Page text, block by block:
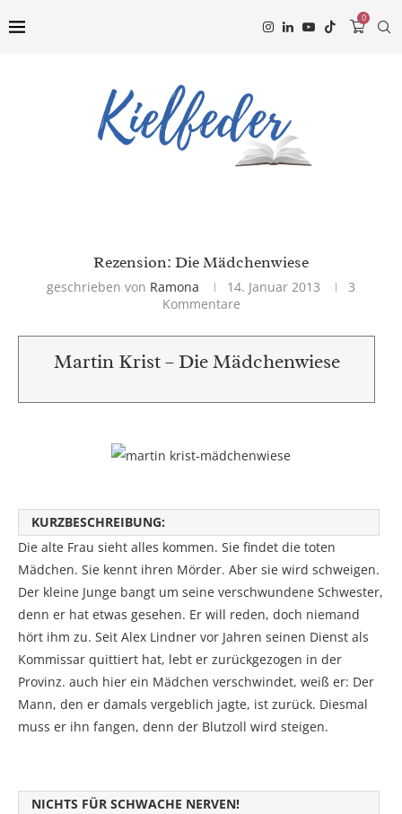
0
Rezension: Die Mädchenwiese
geschrieben von Ramona 14. Januar 2013
3
Kommentare
Martin Krist – Die Mädchenwiese
KURZBESCHREIBUNG:
Die alte Frau sieht alles kommen. Sie findet die toten
Mädchen. Sie kennt ihren Mörder. Aber sie wird schweigen.
Der kleine Junge bangt um seine verschwundene Schwester,
denn er hat etwas gesehen. Er will reden, doch niemand
hört ihm zu. Seit Alex Lindner vor Jahren seinen Dienst als
Kommissar quittiert hat, lebt er zurückgezogen in der
Provinz. auch hier ein Mädchen verschwindet, weiß er: Der
Mann, den er damals vergeblich jagte, ist zurück. Diesmal
muss er ihn fangen, denn der Blutzoll wird steigen.
NICHTS FÜR SCHWACHE NERVEN!